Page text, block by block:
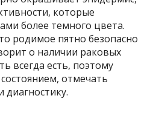
которые
более темного цвета.
родимое пятно безопасно
о наличии раковых
всегда есть, поэтому
отмечать
диагностику.